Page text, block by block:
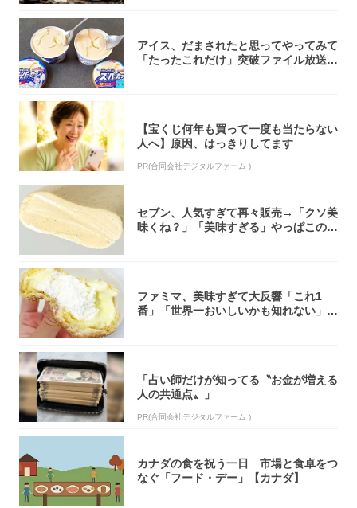
アイス、だまされたと思ってやってみて
「たったこれだけ」突破ファイル放送で
【宝くじ何年も買って一度も当たらない
人へ】原因、はっきりしてます
PR(合同会社デジタルファーム )
セブン、人気すぎて再々販売→「クソ美
味くね？」「美味すぎる」やっぱこのク
ファミマ、美味すぎて大反響「これ1
番」「世界一おいしいかも知れない」
「占い師だけが知ってる〝お金が増える
人の共通点〟」
PR(合同会社デジタルファーム )
カナダの食を祝う一日 市場と食卓をつ
なぐ「フード・デー」【カナダ】